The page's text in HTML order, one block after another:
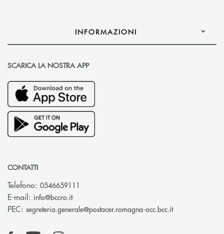
INFORMAZIONI
SCARICA LA NOSTRA APP
CONTATTI
Telefono: 0546659111
E-mail: info@bccro.it(si apre l’app di posta elettronica)
PEC: segreteria.generale@postacer.romagna-occ.bcc.it(si apre l’app